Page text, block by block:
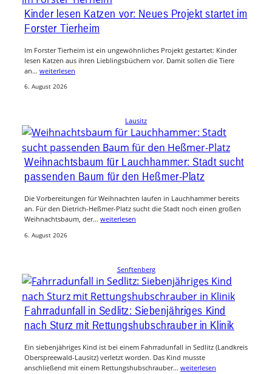
Kinder lesen Katzen vor: Neues Projekt startet im
Forster Tierheim
Im Forster Tierheim ist ein ungewöhnliches Projekt gestartet: Kinder
lesen Katzen aus ihren Lieblingsbüchern vor. Damit sollen die Tiere
an… weiterlesen
6. August 2026
Lausitz
Weihnachtsbaum für Lauchhammer: Stadt sucht
passenden Baum für den Heßmer-Platz
Die Vorbereitungen für Weihnachten laufen in Lauchhammer bereits
an. Für den Dietrich-Heßmer-Platz sucht die Stadt noch einen großen
Weihnachtsbaum, der… weiterlesen
6. August 2026
Senftenberg
Fahrradunfall in Sedlitz: Siebenjähriges Kind
nach Sturz mit Rettungshubschrauber in Klinik
Ein siebenjähriges Kind ist bei einem Fahrradunfall in Sedlitz (Landkreis
Oberspreewald-Lausitz) verletzt worden. Das Kind musste
anschließend mit einem Rettungshubschrauber… weiterlesen